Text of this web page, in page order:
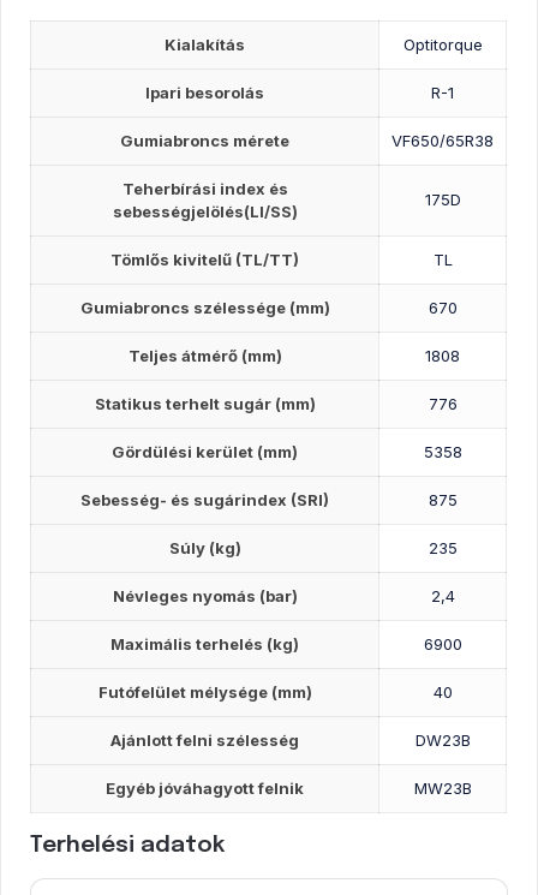
Kialakítás Optitorque
Ipari besorolás R-1
Gumiabroncs mérete VF650/65R38
Teherbírási index és
sebességjelölés(LI/SS)
175D
Tömlős kivitelű (TL/TT) TL
Gumiabroncs szélessége (mm) 670
Teljes átmérő (mm) 1808
Statikus terhelt sugár (mm) 776
Gördülési kerület (mm) 5358
Sebesség- és sugárindex (SRI) 875
Súly (kg) 235
Névleges nyomás (bar) 2,4
Maximális terhelés (kg) 6900
Futófelület mélysége (mm) 40
Ajánlott felni szélesség DW23B
Egyéb jóváhagyott felnik MW23B
Terhelési adatok